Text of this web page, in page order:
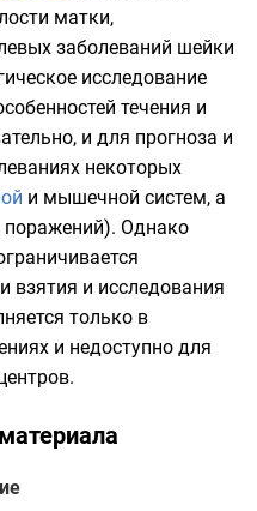
матки,
заболеваний шейки
исследование
течения и
и для прогноза и
некоторых
и мышечной систем, а
поражений). Однако
взятия и исследования
только в
и недоступно для